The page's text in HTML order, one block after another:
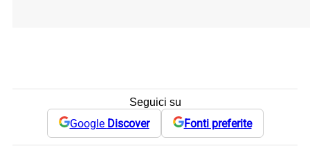
Seguici su
Google Discover Fonti preferite